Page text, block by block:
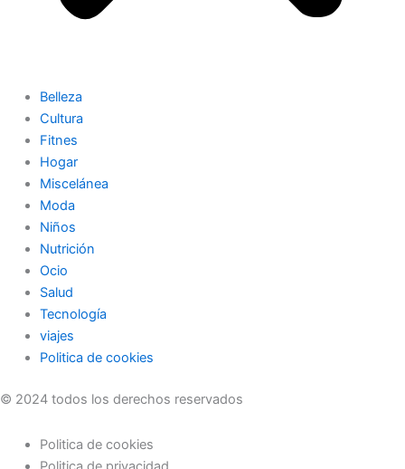
Belleza
Cultura
Fitnes
Hogar
Miscelánea
Moda
Niños
Nutrición
Ocio
Salud
Tecnología
viajes
Politica de cookies
© 2024 todos los derechos reservados
Politica de cookies